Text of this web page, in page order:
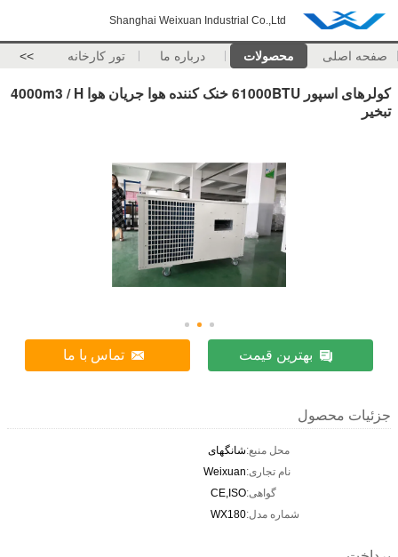
Shanghai Weixuan Industrial Co.,Ltd
صفحه اصلی محصولات درباره ما تور کارخانه >>
کولرهای اسپور 61000BTU خنک کننده هوا جریان هوا 4000m3 / H
تبخیر
بهترین قیمت تماس با ما
جزئیات محصول
محل منبع:شانگهای
نام تجاری:Weixuan
گواهی:CE,ISO
شماره مدل:WX180